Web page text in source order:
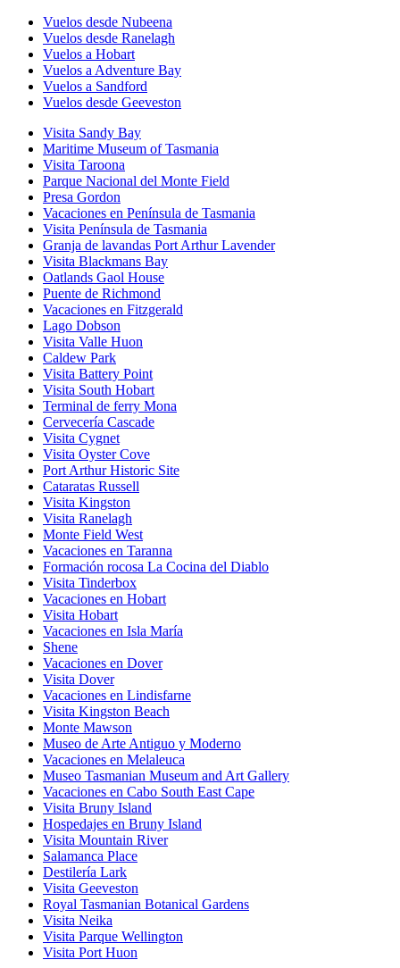
Vuelos desde Nubeena
Vuelos desde Ranelagh
Vuelos a Hobart
Vuelos a Adventure Bay
Vuelos a Sandford
Vuelos desde Geeveston
Visita Sandy Bay
Maritime Museum of Tasmania
Visita Taroona
Parque Nacional del Monte Field
Presa Gordon
Vacaciones en Península de Tasmania
Visita Península de Tasmania
Granja de lavandas Port Arthur Lavender
Visita Blackmans Bay
Oatlands Gaol House
Puente de Richmond
Vacaciones en Fitzgerald
Lago Dobson
Visita Valle Huon
Caldew Park
Visita Battery Point
Visita South Hobart
Terminal de ferry Mona
Cervecería Cascade
Visita Cygnet
Visita Oyster Cove
Port Arthur Historic Site
Cataratas Russell
Visita Kingston
Visita Ranelagh
Monte Field West
Vacaciones en Taranna
Formación rocosa La Cocina del Diablo
Visita Tinderbox
Vacaciones en Hobart
Visita Hobart
Vacaciones en Isla María
Shene
Vacaciones en Dover
Visita Dover
Vacaciones en Lindisfarne
Visita Kingston Beach
Monte Mawson
Museo de Arte Antiguo y Moderno
Vacaciones en Melaleuca
Museo Tasmanian Museum and Art Gallery
Vacaciones en Cabo South East Cape
Visita Bruny Island
Hospedajes en Bruny Island
Visita Mountain River
Salamanca Place
Destilería Lark
Visita Geeveston
Royal Tasmanian Botanical Gardens
Visita Neika
Visita Parque Wellington
Visita Port Huon